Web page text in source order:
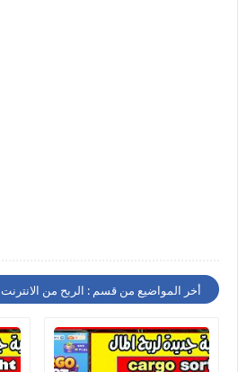
أخر المواضيع من قسم : الربح من الانترنت